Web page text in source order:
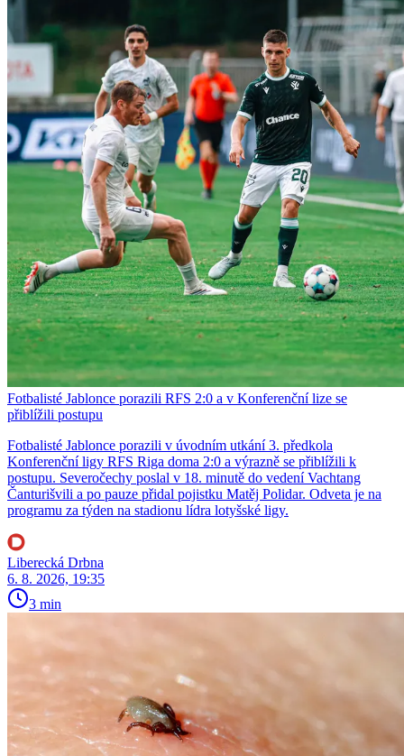
Fotbalisté Jablonce porazili RFS 2:0 a v Konferenční lize se
přiblížili postupu
Fotbalisté Jablonce porazili v úvodním utkání 3. předkola
Konferenční ligy RFS Riga doma 2:0 a výrazně se přiblížili k
postupu. Severočechy poslal v 18. minutě do vedení Vachtang
Čanturišvili a po pauze přidal pojistku Matěj Polidar. Odveta je na
programu za týden na stadionu lídra lotyšské ligy.
Liberecká Drbna
6. 8. 2026, 19:35
3 min